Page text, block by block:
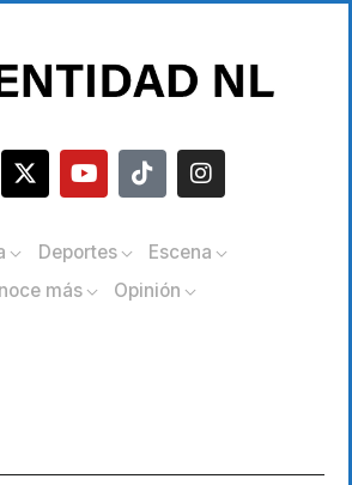
Deportes
Escena
más
Opinión